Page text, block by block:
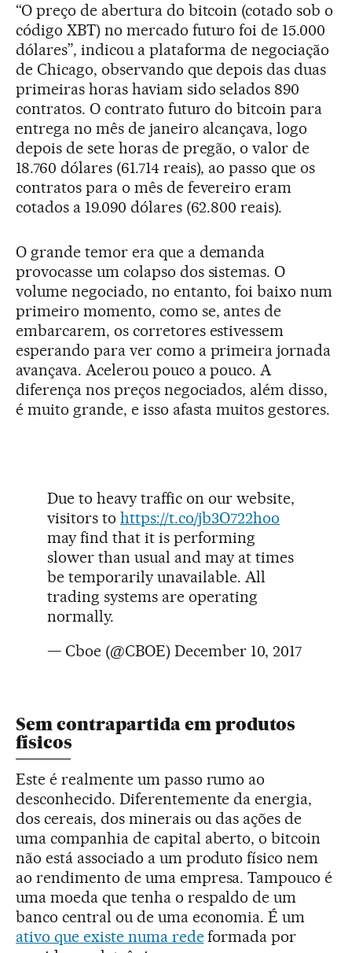
“O preço de abertura do bitcoin (cotado sob o
código XBT) no mercado futuro foi de 15.000
dólares”, indicou a plataforma de negociação
de Chicago, observando que depois das duas
primeiras horas haviam sido selados 890
contratos. O contrato futuro do bitcoin para
entrega no mês de janeiro alcançava, logo
depois de sete horas de pregão, o valor de
18.760 dólares (61.714 reais), ao passo que os
contratos para o mês de fevereiro eram
cotados a 19.090 dólares (62.800 reais).
O grande temor era que a demanda
provocasse um colapso dos sistemas. O
volume negociado, no entanto, foi baixo num
primeiro momento, como se, antes de
embarcarem, os corretores estivessem
esperando para ver como a primeira jornada
avançava. Acelerou pouco a pouco. A
diferença nos preços negociados, além disso,
é muito grande, e isso afasta muitos gestores.
Due to heavy traffic on our website,
visitors to https://t.co/jb3O722hoo
may find that it is performing
slower than usual and may at times
be temporarily unavailable. All
trading systems are operating
normally.
— Cboe (@CBOE) December 10, 2017
Sem contrapartida em produtos
físicos
Este é realmente um passo rumo ao
desconhecido. Diferentemente da energia,
dos cereais, dos minerais ou das ações de
uma companhia de capital aberto, o bitcoin
não está associado a um produto físico nem
ao rendimento de uma empresa. Tampouco é
uma moeda que tenha o respaldo de um
banco central ou de uma economia. É um
ativo que existe numa redeformada por